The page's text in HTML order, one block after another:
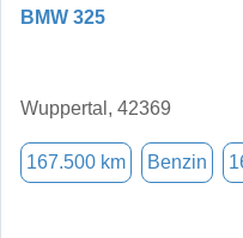
BMW 325
Wuppertal, 42369
167.500 km Benzin